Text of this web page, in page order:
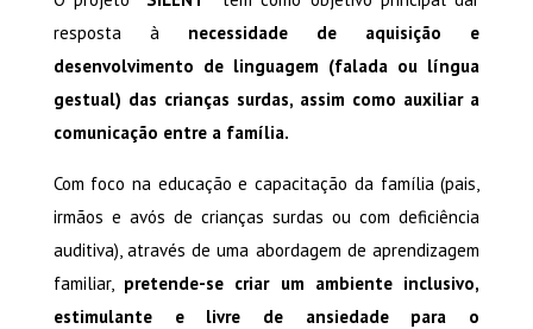
resposta à necessidade de aquisição e
desenvolvimento de linguagem (falada ou língua
gestual) das crianças surdas, assim como auxiliar a
comunicação entre a família.
Com foco na educação e capacitação da família (pais,
irmãos e avós de crianças surdas ou com deficiência
auditiva), através de uma abordagem de aprendizagem
familiar, pretende-se criar um ambiente inclusivo,
estimulante e livre de ansiedade para o